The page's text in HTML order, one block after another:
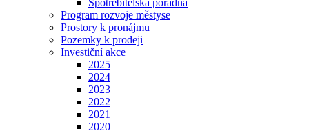
Spotřebitelská poradna
Program rozvoje městyse
Prostory k pronájmu
Pozemky k prodeji
Investiční akce
2025
2024
2023
2022
2021
2020